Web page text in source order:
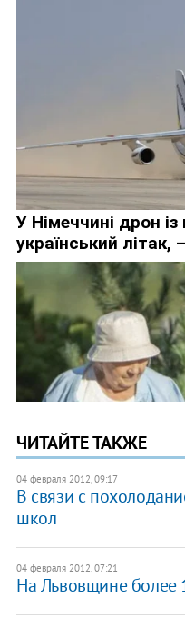
ЧИТАЙТЕ ТАКЖЕ
04 февраля 2012, 09:17
В связи с
школ
04 февраля 2012, 07:21
На Львовщине более